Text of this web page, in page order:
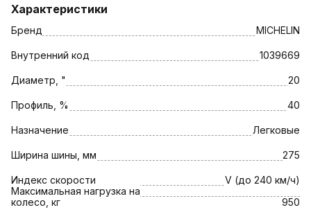
Характеристики
Бренд MICHELIN
Внутренний код 1039669
Диаметр, " 20
Профиль, % 40
Назначение Легковые
Ширина шины, мм 275
Индекс скорости
V (до 240 км/ч)
Максимальная нагрузка на
колесо, кг
950